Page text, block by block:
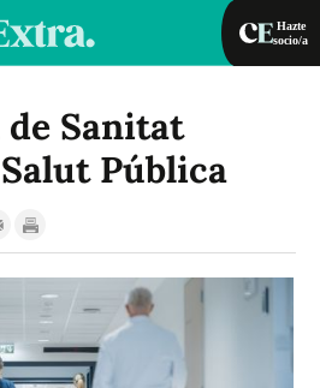
Hazte
socio/a
VA ES
Sanitat
Pública